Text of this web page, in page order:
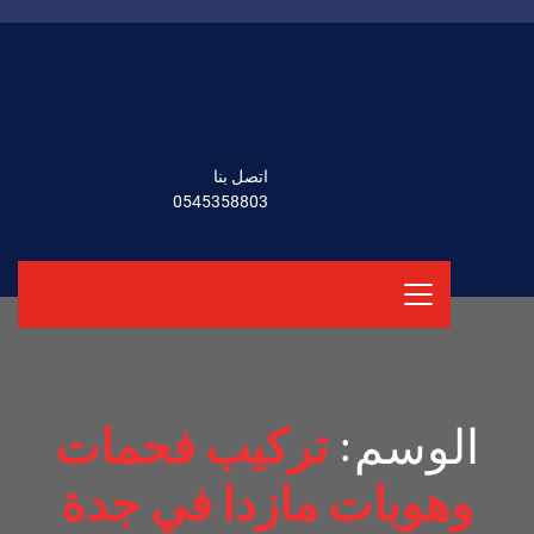
اتصل بنا
0545358803
الوسم:تركيب فحمات
وهوبات مازدا في جدة